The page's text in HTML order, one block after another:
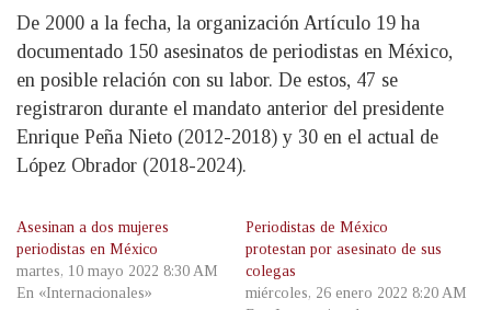
De 2000 a la fecha, la organización Artículo 19 ha
documentado 150 asesinatos de periodistas en México,
en posible relación con su labor. De estos, 47 se
registraron durante el mandato anterior del presidente
Enrique Peña Nieto (2012-2018) y 30 en el actual de
López Obrador (2018-2024).
Asesinan a dos mujeres
periodistas en México
martes, 10 mayo 2022 8:30 AM
En «Internacionales»
Periodistas de México
protestan por asesinato de sus
colegas
miércoles, 26 enero 2022 8:20 AM